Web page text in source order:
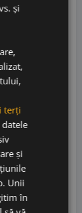
și
terți
și
Unii
în